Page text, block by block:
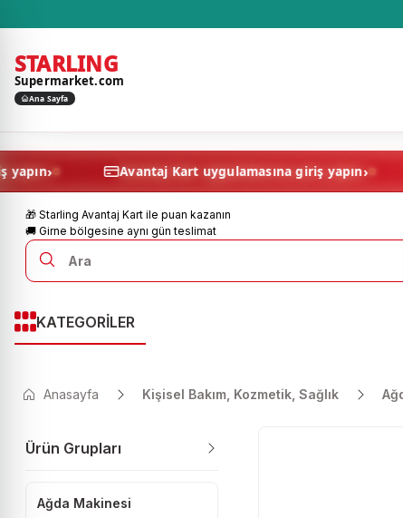
STARLING
Supermarket.com
Ana Sayfa
giriş yapın› Avantaj Kart uygulamasına giriş
🎁 Starling Avantaj Kart ile puan kazanın
🚚 Girne bölgesine aynı gün teslimat
KATEGORİLER
Anasayfa Kişisel Bakım, Kozmetik, Sağlık
Ürün Grupları
Ağda Makinesi